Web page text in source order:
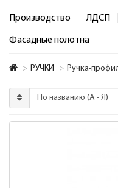
Производство ЛДСП
Фасадные полотна
РУЧКИ Ручка-